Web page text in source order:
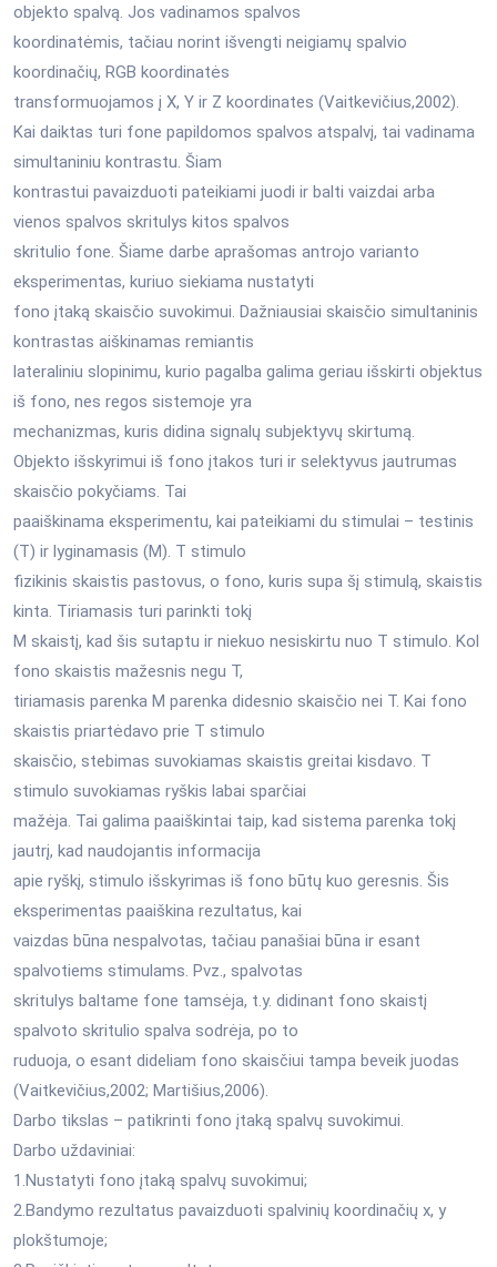
objekto spalvą. Jos vadinamos spalvos
koordinatėmis, tačiau norint išvengti neigiamų spalvio
koordinačių, RGB koordinatės
transformuojamos į X, Y ir Z koordinates (Vaitkevičius,2002).
Kai daiktas turi fone papildomos spalvos atspalvį, tai vadinama
simultaniniu kontrastu. Šiam
kontrastui pavaizduoti pateikiami juodi ir balti vaizdai arba
vienos spalvos skritulys kitos spalvos
skritulio fone. Šiame darbe aprašomas antrojo varianto
eksperimentas, kuriuo siekiama nustatyti
fono įtaką skaisčio suvokimui. Dažniausiai skaisčio simultaninis
kontrastas aiškinamas remiantis
lateraliniu slopinimu, kurio pagalba galima geriau išskirti objektus
iš fono, nes regos sistemoje yra
mechanizmas, kuris didina signalų subjektyvų skirtumą.
Objekto išskyrimui iš fono įtakos turi ir selektyvus jautrumas
skaisčio pokyčiams. Tai
paaiškinama eksperimentu, kai pateikiami du stimulai – testinis
(T) ir lyginamasis (M). T stimulo
fizikinis skaistis pastovus, o fono, kuris supa šį stimulą, skaistis
kinta. Tiriamasis turi parinkti tokį
M skaistį, kad šis sutaptu ir niekuo nesiskirtu nuo T stimulo. Kol
fono skaistis mažesnis negu T,
tiriamasis parenka M parenka didesnio skaisčio nei T. Kai fono
skaistis priartėdavo prie T stimulo
skaisčio, stebimas suvokiamas skaistis greitai kisdavo. T
stimulo suvokiamas ryškis labai sparčiai
mažėja. Tai galima paaiškintai taip, kad sistema parenka tokį
jautrį, kad naudojantis informacija
apie ryškį, stimulo išskyrimas iš fono būtų kuo geresnis. Šis
eksperimentas paaiškina rezultatus, kai
vaizdas būna nespalvotas, tačiau panašiai būna ir esant
spalvotiems stimulams. Pvz., spalvotas
skritulys baltame fone tamsėja, t.y. didinant fono skaistį
spalvoto skritulio spalva sodrėja, po to
ruduoja, o esant dideliam fono skaisčiui tampa beveik juodas
(Vaitkevičius,2002; Martišius,2006).
Darbo tikslas – patikrinti fono įtaką spalvų suvokimui.
Darbo uždaviniai:
1.Nustatyti fono įtaką spalvų suvokimui;
2.Bandymo rezultatus pavaizduoti spalvinių koordinačių x, y
plokštumoje;